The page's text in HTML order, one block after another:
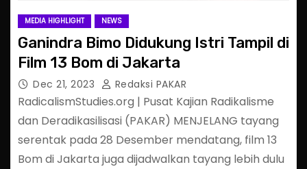
MEDIA HIGHLIGHT NEWS
Ganindra Bimo Didukung Istri Tampil di
Film 13 Bom di Jakarta
Dec 21, 2023 Redaksi PAKAR
RadicalismStudies.org | Pusat Kajian Radikalisme
dan Deradikasilisasi (PAKAR) MENJELANG tayang
serentak pada 28 Desember mendatang, film 13
Bom di Jakarta juga dijadwalkan tayang lebih dulu